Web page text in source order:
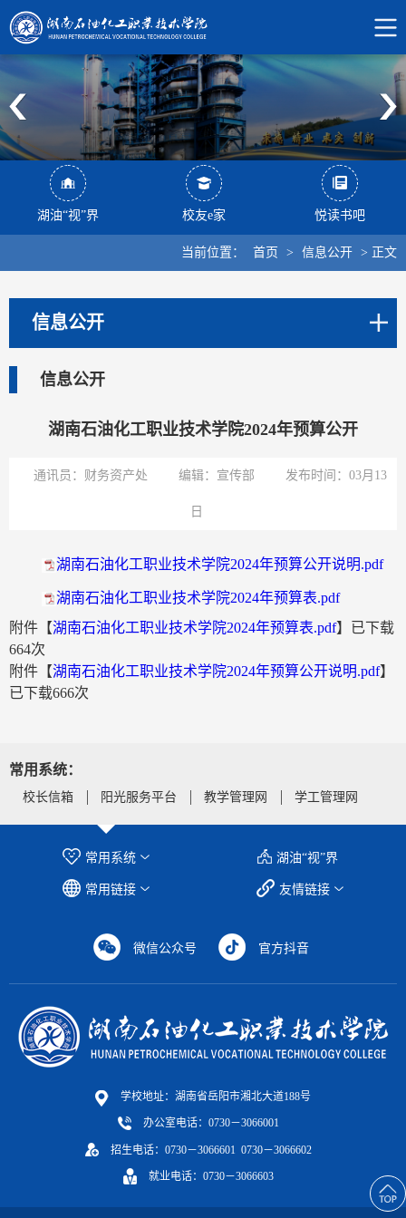
湖油“视”界 校友e家 悦读书吧
当前位置： 首页 > 信息公开 > 正文
信息公开
信息公开
湖南石油化工职业技术学院2024年预算公开
通讯员：财务资产处 编辑：宣传部 发布时间：03月13
日
湖南石油化工职业技术学院2024年预算公开说明.pdf
湖南石油化工职业技术学院2024年预算表.pdf
附件【湖南石油化工职业技术学院2024年预算表.pdf】已下载
664次
附件【湖南石油化工职业技术学院2024年预算公开说明.pdf】
已下载666次
常用系统：
校长信箱 阳光服务平台 教学管理网 学工管理网
湖油“视”界
常用系统
友情链接
常用链接
微信公众号 官方抖音
学校地址：湖南省岳阳市湘北大道188号
办公室电话：0730－3066001
招生电话：0730－3066601 0730－3066602
就业电话：0730－3066603